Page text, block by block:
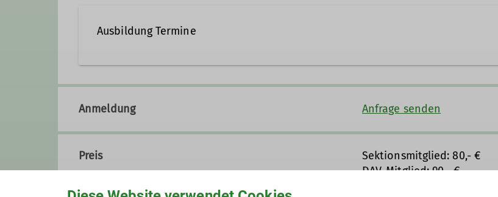
Ausbildung Termine
Anmeldung Anfrage senden
Preis
Sektionsmitglied: 80,- €
DAV-Mitglied: 90,- €